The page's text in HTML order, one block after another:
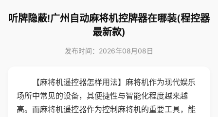
听牌隐蔽!广州自动麻将机控牌器在哪装(程控器
最新款)
发布时间：2026年08月08日
【麻将机遥控器怎样用法】麻将机作为现代娱乐
场所中常见的设备，其便捷性与智能化程度越来越
高。而麻将机遥控器作为控制麻将机的重要工具，能